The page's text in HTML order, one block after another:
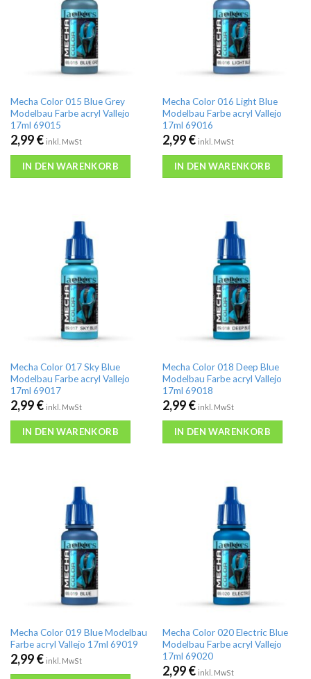
Mecha Color 015 Blue Grey
Modelbau Farbe acryl Vallejo
17ml 69015
2,99€ inkl. MwSt
IN DEN WARENKORB
Mecha Color 016 Light Blue
Modelbau Farbe acryl Vallejo
17ml 69016
2,99€ inkl. MwSt
IN DEN WARENKORB
Mecha Color 017 Sky Blue
Modelbau Farbe acryl Vallejo
17ml 69017
2,99€ inkl. MwSt
IN DEN WARENKORB
Mecha Color 018 Deep Blue
Modelbau Farbe acryl Vallejo
17ml 69018
2,99€ inkl. MwSt
IN DEN WARENKORB
Mecha Color 019 Blue Modelbau
Farbe acryl Vallejo 17ml 69019
2,99€ inkl. MwSt
Mecha Color 020 Electric Blue
Modelbau Farbe acryl Vallejo
17ml 69020
2,99€ inkl. MwSt